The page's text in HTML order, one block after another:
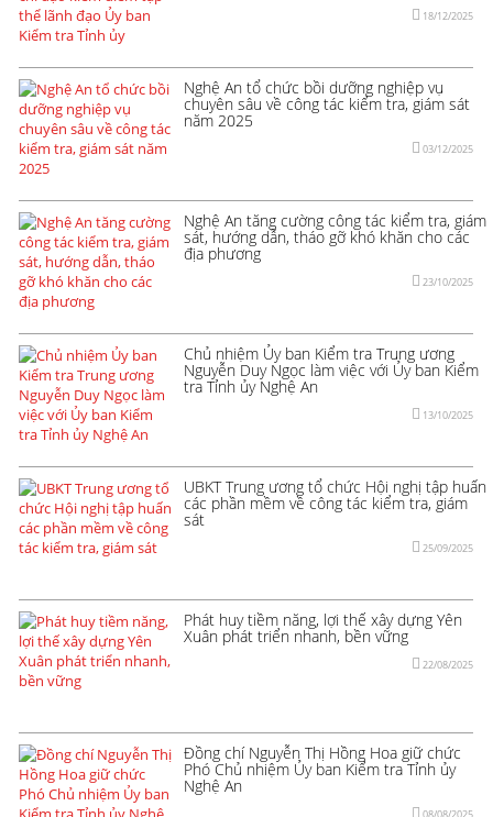
18/12/2025
Nghệ An tổ chức bồi dưỡng nghiệp vụ
chuyên sâu về công tác kiểm tra, giám sát
năm 2025
03/12/2025
Nghệ An tăng cường công tác kiểm tra, giám
sát, hướng dẫn, tháo gỡ khó khăn cho các
địa phương
23/10/2025
Chủ nhiệm Ủy ban Kiểm tra Trung ương
Nguyễn Duy Ngọc làm việc với Ủy ban Kiểm
tra Tỉnh ủy Nghệ An
13/10/2025
UBKT Trung ương tổ chức Hội nghị tập huấn
các phần mềm về công tác kiểm tra, giám
sát
25/09/2025
Phát huy tiềm năng, lợi thế xây dựng Yên
Xuân phát triển nhanh, bền vững
22/08/2025
Đồng chí Nguyễn Thị Hồng Hoa giữ chức
Phó Chủ nhiệm Ủy ban Kiểm tra Tỉnh ủy
Nghệ An